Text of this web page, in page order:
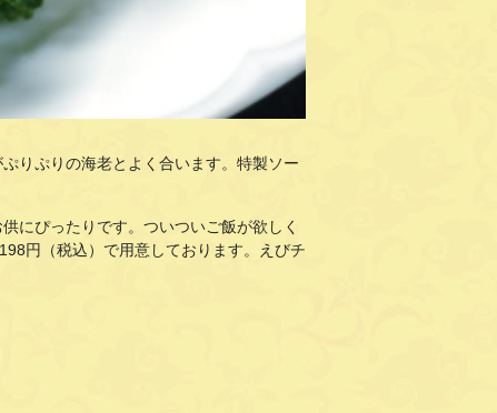
りぷりの海老とよく合います。特製ソー
にぴったりです。ついついご飯が欲しく
円（税込）で用意しております。えびチ